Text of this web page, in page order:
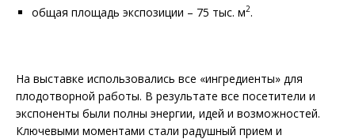
общая площадь экспозиции – 75 тыс. м2.
На выставке использовались все «ингредиенты» для
плодотворной работы. В результате все посетители и
экспоненты были полны энергии, идей и возможностей.
Ключевыми моментами стали радушный прием и